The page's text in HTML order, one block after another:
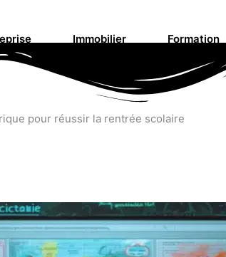
Immobilier Formation
pour réussir la rentrée scolaire